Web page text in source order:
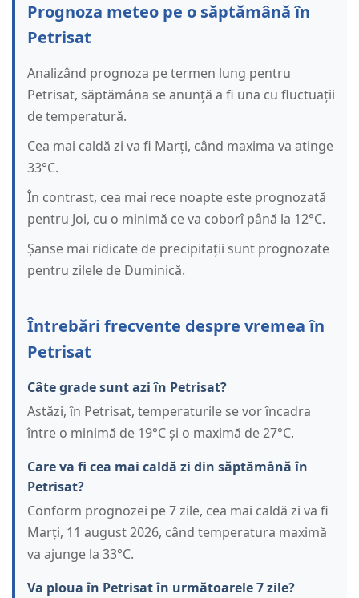
Prognoza meteo pe o săptămână în
Petrisat
Analizând prognoza pe termen lung pentru
Petrisat, săptămâna se anunță a fi una cu fluctuații
de temperatură.
Cea mai caldă zi va fi Marți, când maxima va atinge
33°C.
În contrast, cea mai rece noapte este prognozată
pentru Joi, cu o minimă ce va coborî până la 12°C.
Șanse mai ridicate de precipitații sunt prognozate
pentru zilele de Duminică.
Întrebări frecvente despre vremea în
Petrisat
Câte grade sunt azi în Petrisat?
Astăzi, în Petrisat, temperaturile se vor încadra
între o minimă de 19°C și o maximă de 27°C.
Care va fi cea mai caldă zi din săptămână în
Petrisat?
Conform prognozei pe 7 zile, cea mai caldă zi va fi
Marți, 11 august 2026, când temperatura maximă
va ajunge la 33°C.
Va ploua în Petrisat în următoarele 7 zile?